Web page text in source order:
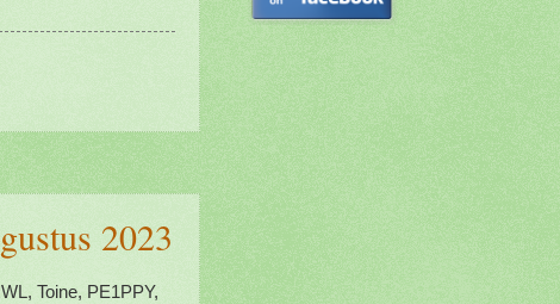
2023
Toine, PE1PPY,